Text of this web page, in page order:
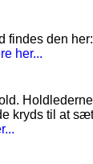
findes den her:
her...
til at